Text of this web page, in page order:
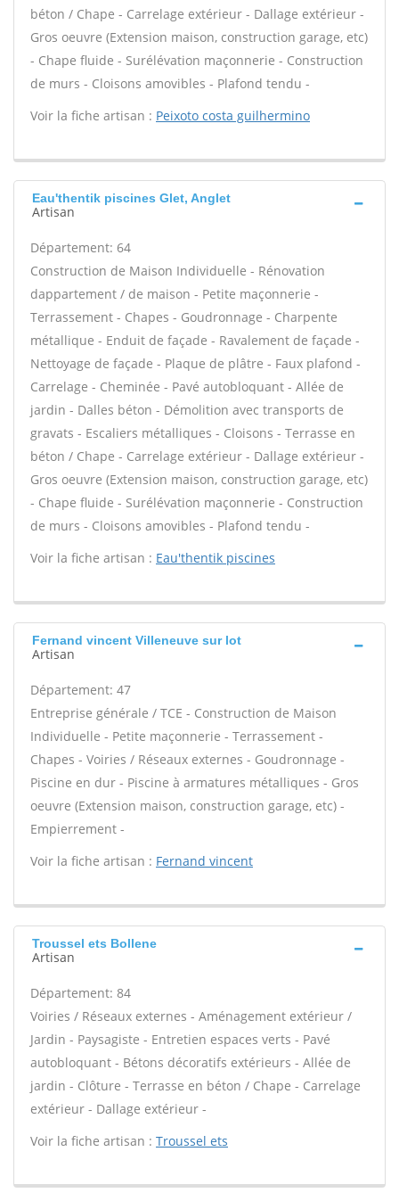
béton / Chape - Carrelage extérieur - Dallage extérieur -
Gros oeuvre (Extension maison, construction garage, etc)
- Chape fluide - Surélévation maçonnerie - Construction
de murs - Cloisons amovibles - Plafond tendu -
Voir la fiche artisan : Peixoto costa guilhermino
Eau'thentik piscines Glet, Anglet
Artisan
Département: 64
Construction de Maison Individuelle - Rénovation
dappartement / de maison - Petite maçonnerie -
Terrassement - Chapes - Goudronnage - Charpente
métallique - Enduit de façade - Ravalement de façade -
Nettoyage de façade - Plaque de plâtre - Faux plafond -
Carrelage - Cheminée - Pavé autobloquant - Allée de
jardin - Dalles béton - Démolition avec transports de
gravats - Escaliers métalliques - Cloisons - Terrasse en
béton / Chape - Carrelage extérieur - Dallage extérieur -
Gros oeuvre (Extension maison, construction garage, etc)
- Chape fluide - Surélévation maçonnerie - Construction
de murs - Cloisons amovibles - Plafond tendu -
Voir la fiche artisan : Eau'thentik piscines
Fernand vincent Villeneuve sur lot
Artisan
Département: 47
Entreprise générale / TCE - Construction de Maison
Individuelle - Petite maçonnerie - Terrassement -
Chapes - Voiries / Réseaux externes - Goudronnage -
Piscine en dur - Piscine à armatures métalliques - Gros
oeuvre (Extension maison, construction garage, etc) -
Empierrement -
Voir la fiche artisan : Fernand vincent
Troussel ets Bollene
Artisan
Département: 84
Voiries / Réseaux externes - Aménagement extérieur /
Jardin - Paysagiste - Entretien espaces verts - Pavé
autobloquant - Bétons décoratifs extérieurs - Allée de
jardin - Clôture - Terrasse en béton / Chape - Carrelage
extérieur - Dallage extérieur -
Voir la fiche artisan : Troussel ets